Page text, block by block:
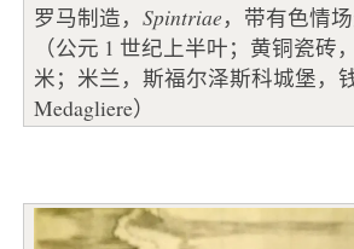
罗马制造， Spintriae，带有色情
（公元 1 世纪上半叶；黄铜瓷砖
米；米兰，斯福尔泽斯科城堡，
Medagliere）